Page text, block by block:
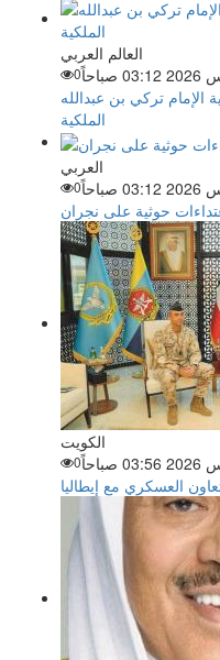
العالم العربي
0
تركي بن عبدالله
الملكية
العربي
0
الكويت
0
العسكري مع إيطاليا